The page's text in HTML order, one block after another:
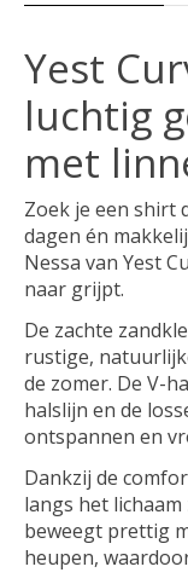
Yest
luchtig
met
Zoek je een shirt
dagen én
Nessa van Yest
naar grijpt.
De zachte
rustige,
de zomer. De V-
halslijn en de
ontspannen en
Dankzij de
langs het
beweegt prettig
heupen,